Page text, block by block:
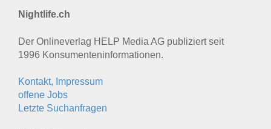
Nightlife.ch
Der Onlineverlag HELP Media AG publiziert seit
1996 Konsumenten­informationen.
Kontakt, Impressum
offene Jobs
Letzte Suchanfragen